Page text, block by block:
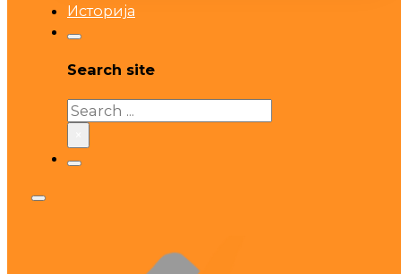
Историја
Search site
Search